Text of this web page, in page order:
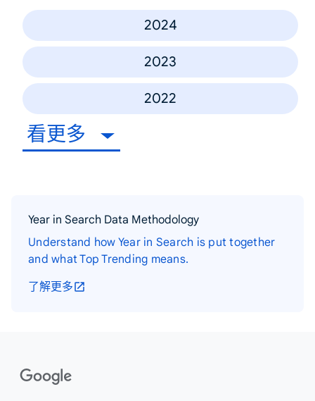
2024
2023
2022
看更多
Year in Search Data Methodology
Understand how Year in Search is put together
and what Top Trending means.
了解更多